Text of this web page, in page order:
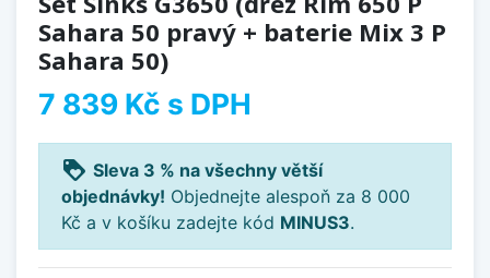
Sahara 50 pravý + baterie Mix 3 P
Sahara 50)
7 839 Kč s DPH
loyalty Sleva 3 % na všechny větší
objednávky! Objednejte alespoň za 8 000
Kč a v košíku zadejte kód MINUS3.